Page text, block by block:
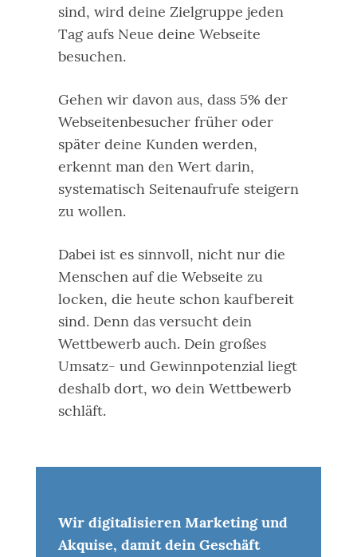
sind, wird deine Zielgruppe jeden
Tag aufs Neue deine Webseite
besuchen.
Gehen wir davon aus, dass 5% der
Webseitenbesucher früher oder
später deine Kunden werden,
erkennt man den Wert darin,
systematisch Seitenaufrufe steigern
zu wollen.
Dabei ist es sinnvoll, nicht nur die
Menschen auf die Webseite zu
locken, die heute schon kaufbereit
sind. Denn das versucht dein
Wettbewerb auch. Dein großes
Umsatz- und Gewinnpotenzial liegt
deshalb dort, wo dein Wettbewerb
schläft.
Wir digitalisieren Marketing und
Akquise, damit dein Geschäft